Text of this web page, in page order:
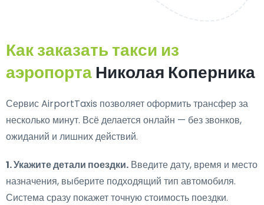
Как заказать такси из
аэропортаНиколая Коперника
Сервис AirportTaxis позволяет оформить трансфер за
несколько минут. Всё делается онлайн — без звонков,
ожиданий и лишних действий.
1. Укажите детали поездки. Введите дату, время и место
назначения, выберите подходящий тип автомобиля.
Система сразу покажет точную стоимость поездки.